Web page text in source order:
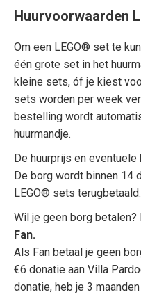
Huurvoorwaarden
Om een LEGO® set te
één grote set in het
kleine sets, óf je kiest
sets worden per week
bestelling wordt
huurmandje.
De huurprijs en
De borg wordt binnen 14
LEGO® sets terugbetaald.
Wil je geen borg betalen?
Fan.
Als Fan betaal je geen
€6 donatie aan Villa
donatie, heb je 3